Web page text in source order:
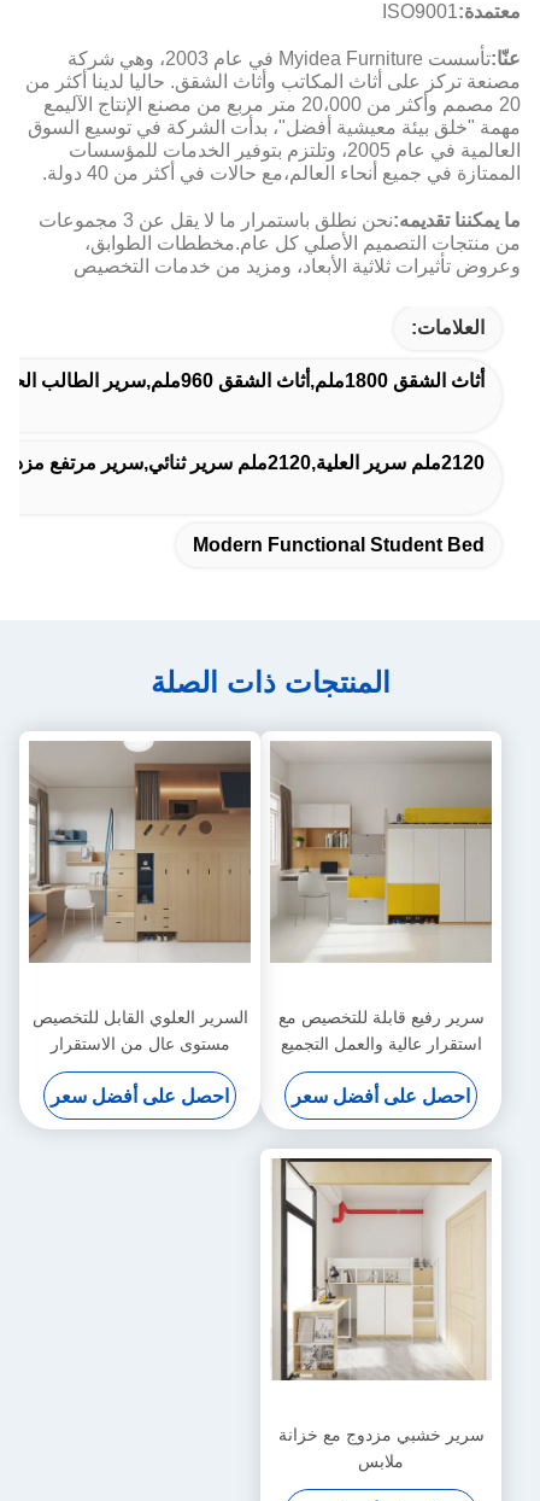
معتمدة:ISO9001
عنّا:
تأسست Myidea Furniture في عام 2003، وهي شركة
مصنعة تركز على أثاث المكاتب وأثاث الشقق. حاليا لدينا أكثر من
20 مصمم وأكثر من 20،000 متر مربع من مصنع الإنتاج الآليمع
مهمة "خلق بيئة معيشية أفضل"، بدأت الشركة في توسيع السوق
العالمية في عام 2005، وتلتزم بتوفير الخدمات للمؤسسات
الممتازة في جميع أنحاء العالم،مع حالات في أكثر من 40 دولة.
ما يمكننا تقديمه:
نحن نطلق باستمرار ما لا يقل عن 3 مجموعات
من منتجات التصميم الأصلي كل عام.مخططات الطوابق،
وعروض تأثيرات ثلاثية الأبعاد، ومزيد من خدمات التخصيص
العلامات:
أثاث الشقق 1800ملم,أثاث الشقق 960ملم,سرير الطالب الحديث الوظيفي
2120ملم سرير العلية,2120ملم سرير ثنائي,سرير مرتفع مزدوج بطول 2 متر
Modern Functional Student Bed
المنتجات ذات الصلة
سرير رفيع قابلة للتخصيص مع
استقرار عالية والعمل التجميع
الحر
احصل على أفضل سعر
السرير العلوي القابل للتخصيص
مستوى عال من الاستقرار
وعملية التجميع السهلة
احصل على أفضل سعر
سرير خشبي مزدوج مع خزانة
ملابس